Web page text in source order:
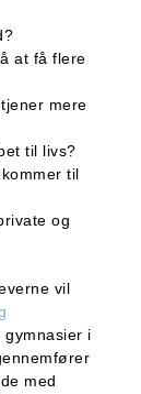
at få flere
mere
til livs?
til
og
vil
gymnasier i
med